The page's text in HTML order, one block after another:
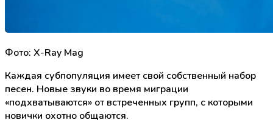
Фото: X-Ray Mag
Каждая субпопуляция имеет свой собственный набор
песен. Новые звуки во время миграции
«подхватываются» от встреченных групп, с которыми
новички охотно общаются.